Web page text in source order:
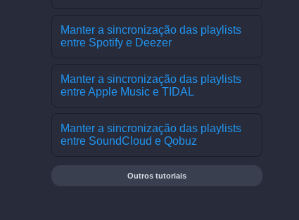
Manter a sincronização das playlists
entre Spotify e Deezer
Manter a sincronização das playlists
entre Apple Music e TIDAL
Manter a sincronização das playlists
entre SoundCloud e Qobuz
Outros tutoriais